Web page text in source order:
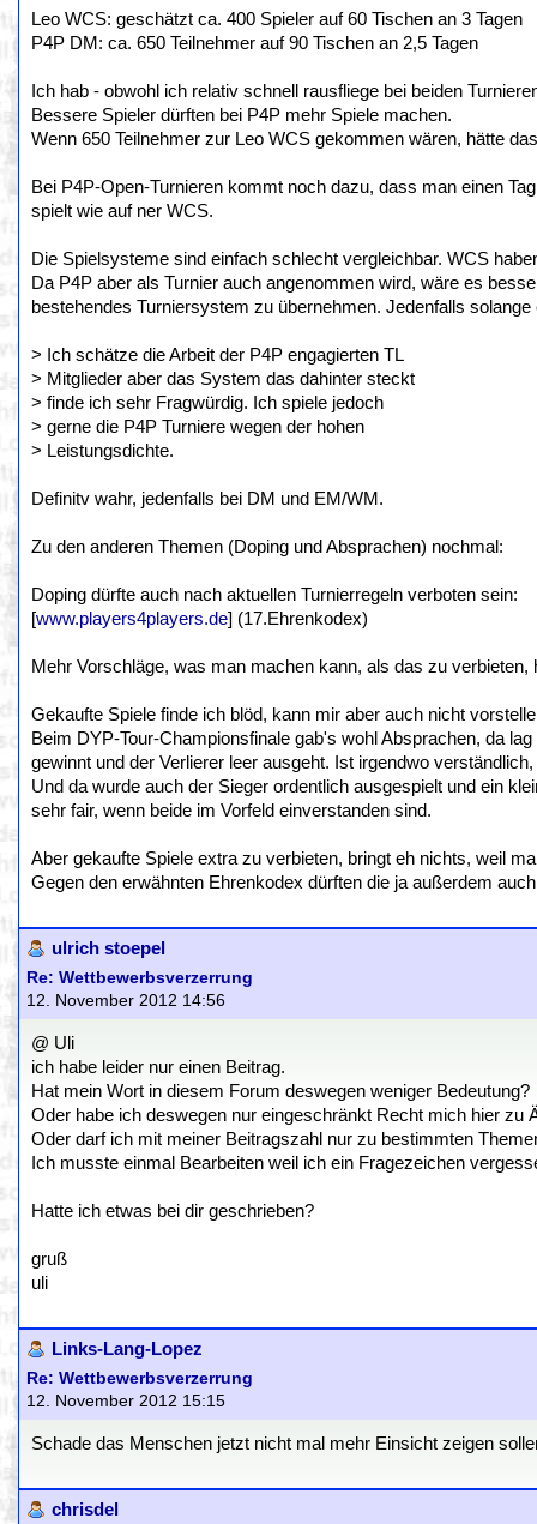
Leo WCS: geschätzt ca. 400 Spieler auf 60 Tischen an 3 Tagen
P4P DM: ca. 650 Teilnehmer auf 90 Tischen an 2,5 Tagen
Ich hab - obwohl ich relativ schnell rausfliege bei beiden
Bessere Spieler dürften bei P4P mehr Spiele machen.
Wenn 650 Teilnehmer zur Leo WCS gekommen wären, hätte
Bei P4P-Open-Turnieren kommt noch dazu, dass man einen
spielt wie auf ner WCS.
Die Spielsysteme sind einfach schlecht vergleichbar. WCS
Da P4P aber als Turnier auch angenommen wird, wäre es
bestehendes Turniersystem zu übernehmen. Jedenfalls
> Ich schätze die Arbeit der P4P engagierten TL
> Mitglieder aber das System das dahinter steckt
> finde ich sehr Fragwürdig. Ich spiele jedoch
> gerne die P4P Turniere wegen der hohen
> Leistungsdichte.
Definitv wahr, jedenfalls bei DM und EM/WM.
Zu den anderen Themen (Doping und Absprachen) nochmal:
Doping dürfte auch nach aktuellen Turnierregeln verboten sein:
[www.players4players.de] (17.Ehrenkodex)
Mehr Vorschläge, was man machen kann, als das zu verbieten,
Gekaufte Spiele finde ich blöd, kann mir aber auch nicht
Beim DYP-Tour-Championsfinale gab's wohl Absprachen, da
gewinnt und der Verlierer leer ausgeht. Ist irgendwo
Und da wurde auch der Sieger ordentlich ausgespielt und ein
sehr fair, wenn beide im Vorfeld einverstanden sind.
Aber gekaufte Spiele extra zu verbieten, bringt eh nichts, weil
Gegen den erwähnten Ehrenkodex dürften die ja außerdem
ulrich stoepel
Re: Wettbewerbsverzerrung
12. November 2012 14:56
@ Uli
ich habe leider nur einen Beitrag.
Hat mein Wort in diesem Forum deswegen weniger Bedeutung?
Oder habe ich deswegen nur eingeschränkt Recht mich hier zu
Oder darf ich mit meiner Beitragszahl nur zu bestimmten
Ich musste einmal Bearbeiten weil ich ein Fragezeichen
Hatte ich etwas bei dir geschrieben?
gruß
uli
Links-Lang-Lopez
Re: Wettbewerbsverzerrung
12. November 2012 15:15
Schade das Menschen jetzt nicht mal mehr Einsicht zeigen
chrisdel